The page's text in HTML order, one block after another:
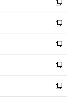
く
で
開
く
ド
ウ
で
開
く
ィ
ン
ド
ウ
で
開
く
い
ウ
ィ
ン
ド
ウ
で
開
く
新
し
い
ウ
ィ
ン
ド
ウ
で
開
新
し
い
ウ
ィ
ン
ド
ウ
新
し
い
ウ
ィ
ン
新
し
い
ウ
新
し